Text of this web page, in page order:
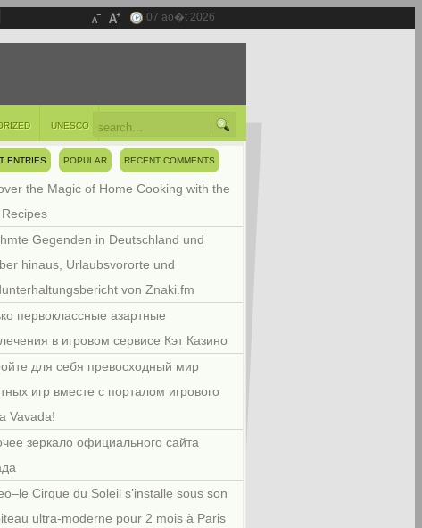
07 ao�t 2026
UNESCO
ENTRIES POPULAR RECENT COMMENTS
the Magic of Home Cooking with the
Gegenden in Deutschland und
hinaus, Urlaubsvororte und
von Znaki.fm
первоклассные азартные
в игровом сервисе Кэт Казино
для себя превосходный мир
игр вместе с порталом игрового
Vavada!
зеркало официального сайта
Cirque du Soleil s’installe sous son
ultra-moderne pour 2 mois à Paris